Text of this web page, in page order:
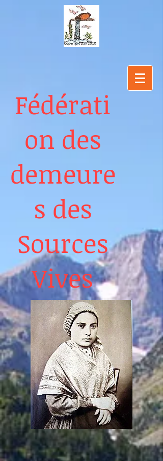
Fédérati
on des
demeure
s des
Sources
Vives